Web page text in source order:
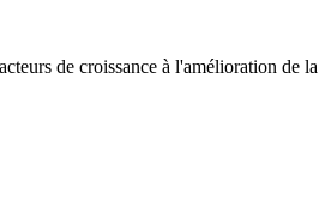
de croissance à l'amélioration de